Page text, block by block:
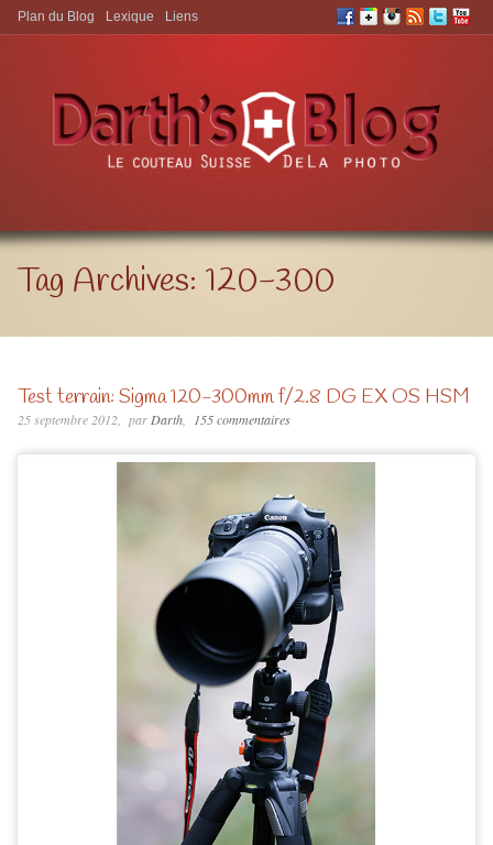
Aller à:
Plan du Blog Lexique Liens
Tag Archives: 120-300
Test terrain: Sigma 120-300mm f/2.8 DG EX OS HSM
25 septembre 2012 parDarth 155 commentaires